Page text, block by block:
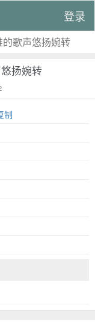
登录
歌声悠扬婉转
扬婉转
制